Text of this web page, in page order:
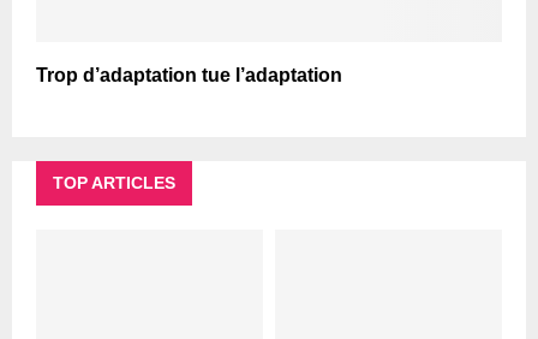
Trop d’adaptation tue l’adaptation
TOP ARTICLES